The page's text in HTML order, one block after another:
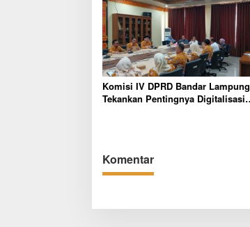
Komisi IV DPRD Bandar Lampung
Tekankan Pentingnya Digitalisasi
Komentar